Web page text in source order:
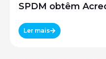
SPDM obtêm
Ler mais